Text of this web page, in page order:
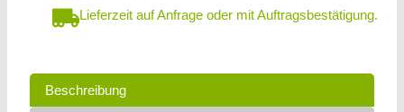
Lieferzeit auf Anfrage oder mit Auftragsbestätigung.
Beschreibung